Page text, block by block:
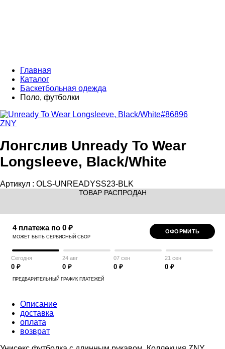
Главная
Каталог
Баскетбольная одежда
Поло, футболки
ZNY
Лонгслив Unready To Wear
Longsleeve, Black/White
Артикул : OLS-UNREADYSS23-BLK
ТОВАР РАСПРОДАН
4 платежа по 0 ₽
МОЖЕТ БЫТЬ СЕРВИСНЫЙ СБОР
ОФОРМИТЬ
Сегодня
0 ₽
24 авг
0 ₽
07 сен
0 ₽
21 сен
0 ₽
ПРЕДВАРИТЕЛЬНЫЙ ГРАФИК ПЛАТЕЖЕЙ
Описание
доставка
оплата
возврат